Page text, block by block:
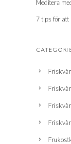
Meditera
7 tips för att